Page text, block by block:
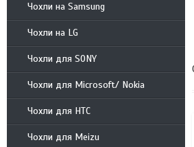
Чохли на Samsung
Чохли на LG
Чохли для SONY
Чохли для Microsoft/ Nokia
Чохли для HTC
Чохли для Meizu